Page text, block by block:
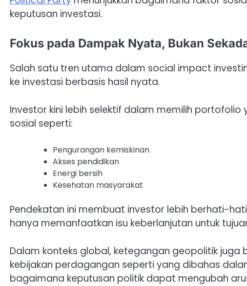
keputusan investasi.
Fokus pada Dampak Nyata, Bukan
Salah satu tren utama dalam social impact
ke investasi berbasis hasil nyata.
Investor kini lebih selektif dalam memilih
sosial seperti:
Pengurangan kemiskinan
Akses pendidikan
Energi bersih
Kesehatan masyarakat
Pendekatan ini membuat investor lebih berhati-
hanya memanfaatkan isu keberlanjutan untuk
Dalam konteks global, ketegangan geopolitik
kebijakan perdagangan seperti yang dibahas
bagaimana keputusan politik dapat mengubah